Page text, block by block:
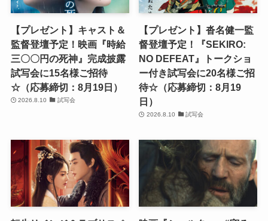
【プレゼント】キャスト＆
監督登壇予定！映画『時給
三〇〇円の死神』完成披露
試写会に15名様ご招待
☆（応募締切：8月19日）
2026.8.10 試写会
【プレゼント】沓名健一監
督登壇予定！『SEKIRO:
NO DEFEAT』トークショ
ー付き試写会に20名様ご招
待☆（応募締切：8月19
日）
2026.8.10 試写会